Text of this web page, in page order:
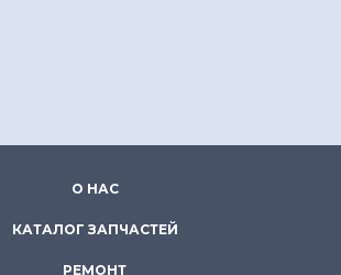
О НАС
КАТАЛОГ ЗАПЧАСТЕЙ
РЕМОНТ